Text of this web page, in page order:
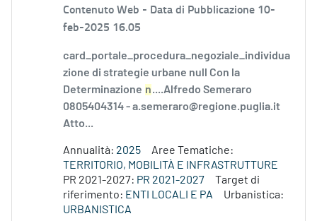
Contenuto Web - Data di Pubblicazione 10-
feb-2025 16.05
card_portale_procedura_negoziale_individua
zione di strategie urbane null Con la
Determinazione n....Alfredo Semeraro
0805404314 - a.semeraro@regione.puglia.it
Atto...
Annualità: 2025
Aree Tematiche:
TERRITORIO, MOBILITÀ E INFRASTRUTTURE
PR 2021-2027: PR 2021-2027
Target di
riferimento: ENTI LOCALI E PA
Urbanistica:
URBANISTICA